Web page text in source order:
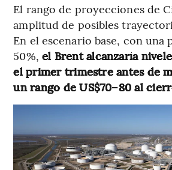
El rango de proyecciones de
amplitud de posibles
En el escenario base, con una
50%, el Brent alcanzaría
el primer trimestre antes de
un rango de US$70–80 al